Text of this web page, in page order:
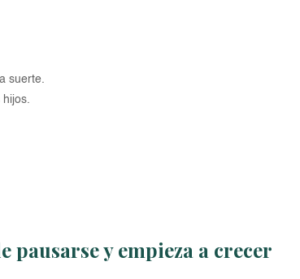
suerte.
y empieza a crecer